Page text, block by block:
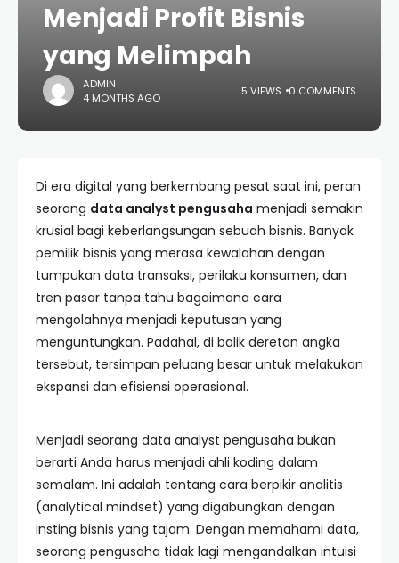
Menjadi Profit Bisnis
yang Melimpah
ADMIN
4 MONTHS AGO
5 VIEWS 0 COMMENTS
Di era digital yang berkembang pesat saat ini, peran
seorang data analyst pengusaha menjadi semakin
krusial bagi keberlangsungan sebuah bisnis. Banyak
pemilik bisnis yang merasa kewalahan dengan
tumpukan data transaksi, perilaku konsumen, dan
tren pasar tanpa tahu bagaimana cara
mengolahnya menjadi keputusan yang
menguntungkan. Padahal, di balik deretan angka
tersebut, tersimpan peluang besar untuk melakukan
ekspansi dan efisiensi operasional.
Menjadi seorang data analyst pengusaha bukan
berarti Anda harus menjadi ahli koding dalam
semalam. Ini adalah tentang cara berpikir analitis
(analytical mindset) yang digabungkan dengan
insting bisnis yang tajam. Dengan memahami data,
seorang pengusaha tidak lagi mengandalkan intuisi